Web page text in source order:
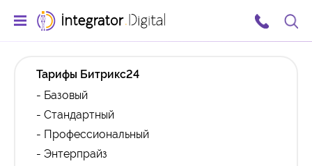
Тарифы Битрикс24
- Базовый
- Стандартный
- Профессиональный
- Энтерпрайз